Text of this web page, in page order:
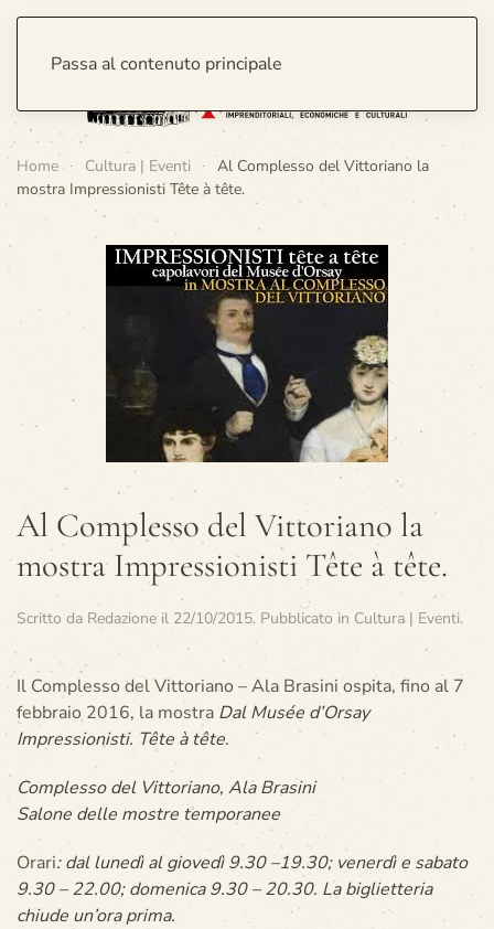
Passa al contenuto principale
Home Cultura | Eventi
Al Complesso del Vittoriano la
mostra Impressionisti Tête à tête.
Al Complesso del Vittoriano la
mostra Impressionisti Tête à tête.
Scritto da Redazione il 22/10/2015. Pubblicato in Cultura | Eventi.
Il Complesso del Vittoriano – Ala Brasini ospita, fino al 7
febbraio 2016, la mostra Dal Musée d’Orsay
Impressionisti. Tête à tête.
Complesso del Vittoriano, Ala Brasini
Salone delle mostre temporanee
Orari: dal lunedì al giovedì 9.30 –19.30; venerdì e sabato
9.30 – 22.00; domenica 9.30 – 20.30. La biglietteria
chiude un’ora prima.